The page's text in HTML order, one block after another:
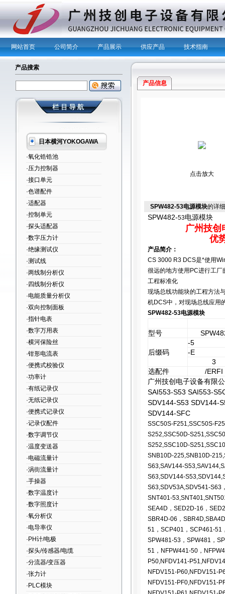
网站首页 公司简介 产品展示 供应产品 技术指南
产品搜索
日本横河YOKOGAWA
·氧化锆锆池
·压力控制器
·接口单元
·色谱配件
·适配器
·控制单元
·探头适配器
·数字压力计
·绝缘测试仪
·测试线
·两线制分析仪
·四线制分析仪
·电能质量分析仪
·双向控制面板
·指针电表
·数字万用表
·横河保险丝
·钳形电流表
·便携式校验仪
·功率计
·有纸记录仪
·无纸记录仪
·便携式记录仪
·记录仪配件
·数字调节仪
·温度变送器
·电磁流量计
·涡街流量计
·手操器
·数字温度计
·数字照度计
·氧分析仪
·电导率仪
·PH计/电极
·探头/传感器/电缆
·分流器/变压器
·张力计
·PLC模块
产品信息
点击放大
SPW482-53电源模块的详
SPW482-53电源模块
广州技
优
产品简介：
CS 3000 R3 DCS是*使用
很远的地方使用PC进行工
工程标准化
现场总线功能块的工程方法
机DCS中，对现场总线应用
SPW482-53电源模块
型号
后缀码
-5
-E
3
选配件
/ERFI
广州技创电子设备有限
SAI553-S53 SAI553-
SDV144-S53 SDV144-
SDV144-SFC
SSC50S-F251,SSC50S-
S252,SSC50D-
S252,SSC10D-
SNB10D-225,SNB10D-
S63,SAV144-
S63,SDV144-
S63,SDV53A,SDV541-S63
SNT401-
SEA4D，SED2D-16，
SBR4D-06，
51，SCP401，SCP461-51
SPW481-53 ，SPW481，
51，NFPW441-50，
P50,NFDV141-
NFDV151-P60,NFDV151-
NFDV151-PF0,NFDV151-